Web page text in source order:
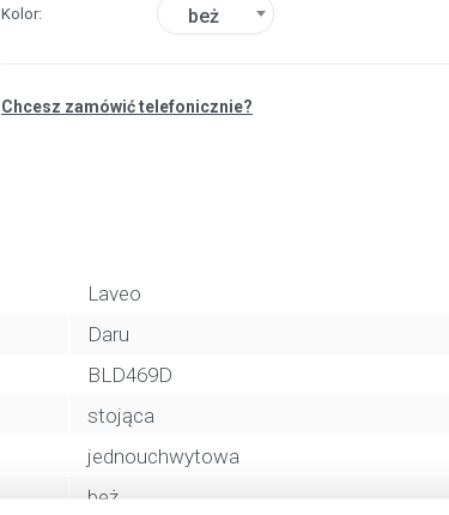
Kolor beż
Chcesz zamówić telefonicznie?
Laveo
Daru
BLD469D
stojąca
jednouchwytowa
beż